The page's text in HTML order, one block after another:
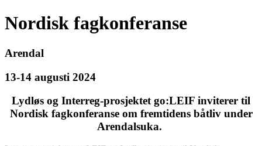
Nordisk fagkonferanse
Arendal
13-14 augusti 2024
Lydløs og Interreg-prosjektet go:LEIF inviterer til
Nordisk fagkonferanse om fremtidens båtliv under
Arendalsuka.